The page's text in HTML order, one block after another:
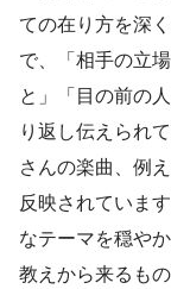
ての在り方を深
で、「相手の立
と」「目の前の
り返し伝えられ
さんの楽曲、例
反映されていま
なテーマを穏や
教えから来るも